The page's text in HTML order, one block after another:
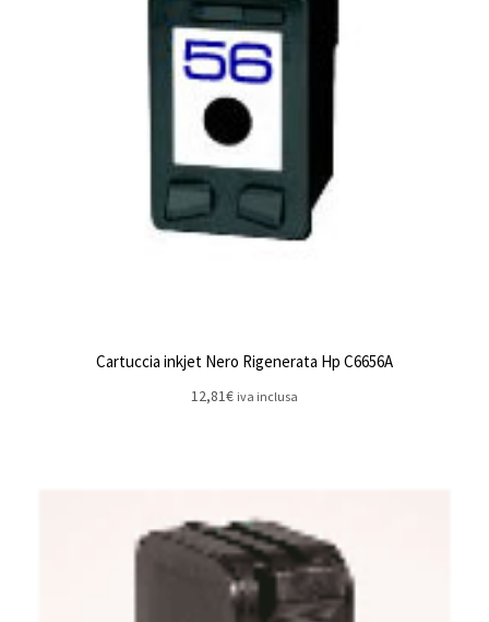
Cartuccia inkjet Nero Rigenerata Hp C6656A
12,81€ iva inclusa